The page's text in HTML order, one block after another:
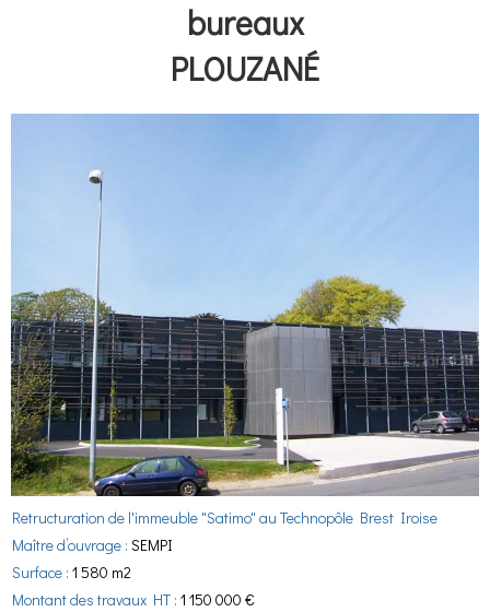
bureaux
PLOUZANÉ
Retructuration de l'immeuble "Satimo" au Technopôle Brest Iroise
Maître d’ouvrage : SEMPI
Surface : 1 580 m2
Montant des travaux HT : 1 150 000 €